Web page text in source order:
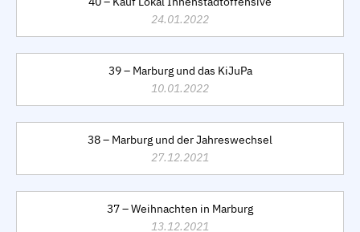
24.01.2022
39 – Marburg und das KiJuPa
10.01.2022
38 – Marburg und der Jahreswechsel
27.12.2021
37 – Weihnachten in Marburg
13.12.2021